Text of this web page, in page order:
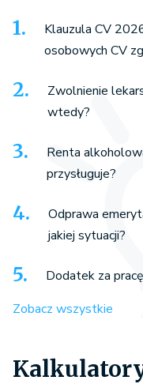
Klauzula CV
osobowych CV
Zwolnienie
wtedy?
Renta
przysługuje?
Odprawa
jakiej sytuacji?
Dodatek za
Zobacz wszystkie